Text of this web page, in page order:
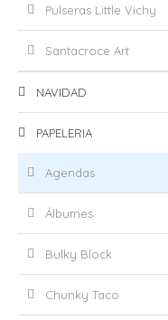
Pulseras Little Vichy
Santacroce Art
NAVIDAD
PAPELERIA
Agendas
Álbumes
Bulky Block
Chunky Taco